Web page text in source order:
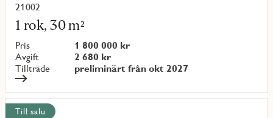
21002
1 rok, 30 m²
Pris
1 800 000 kr
Avgift
2 680 kr
Tillträde
preliminärt från okt 2027
Läs
mer
om
objekt
{objectNumber}
Till salu